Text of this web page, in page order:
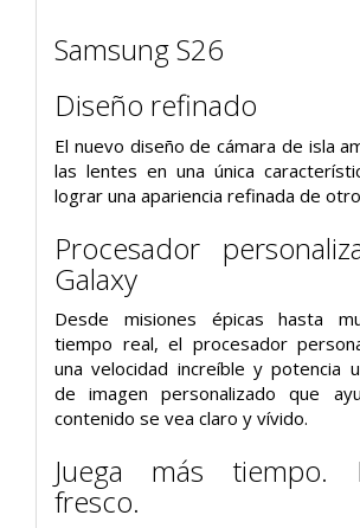
Samsung S26
Diseño refinado
El nuevo diseño de cámara de isla
las lentes en una única
lograr una apariencia refinada de
Procesador
Galaxy
Desde misiones épicas hasta
tiempo real, el procesador
una velocidad increíble y potencia
de imagen personalizado que
contenido se vea claro y vívido.
Juega más tiempo.
fresco.